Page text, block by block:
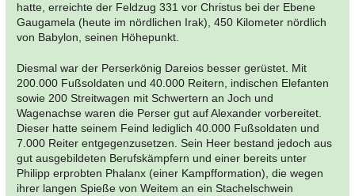
hatte, erreichte der Feldzug 331 vor Christus bei der Ebene
Gaugamela (heute im nördlichen Irak), 450 Kilometer nördlich
von Babylon, seinen Höhepunkt.
Diesmal war der Perserkönig Dareios besser gerüstet. Mit
200.000 Fußsoldaten und 40.000 Reitern, indischen Elefanten
sowie 200 Streitwagen mit Schwertern an Joch und
Wagenachse waren die Perser gut auf Alexander vorbereitet.
Dieser hatte seinem Feind lediglich 40.000 Fußsoldaten und
7.000 Reiter entgegenzusetzen. Sein Heer bestand jedoch aus
gut ausgebildeten Berufskämpfern und einer bereits unter
Philipp erprobten Phalanx (einer Kampfformation), die wegen
ihrer langen Spieße von Weitem an ein Stachelschwein